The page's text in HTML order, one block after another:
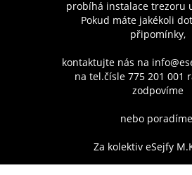
probíhá instalace trezoru
Pokud máte jakékoli
připomínky,
kontaktujte nás na
na tel.čísle 775 201 001
zodpovíme
nebo
Za kolektiv eSejfy